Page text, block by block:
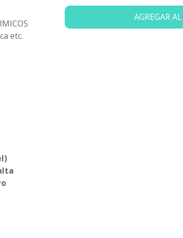
etc.
AGREGAR